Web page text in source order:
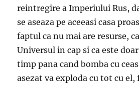
reintregire a Imperiului Rus,
se aseaza pe aceeasi casa
faptul ca nu mai are resurse,
Universul in cap si ca este
timp pana cand bomba cu
asezat va exploda cu tot cu el,